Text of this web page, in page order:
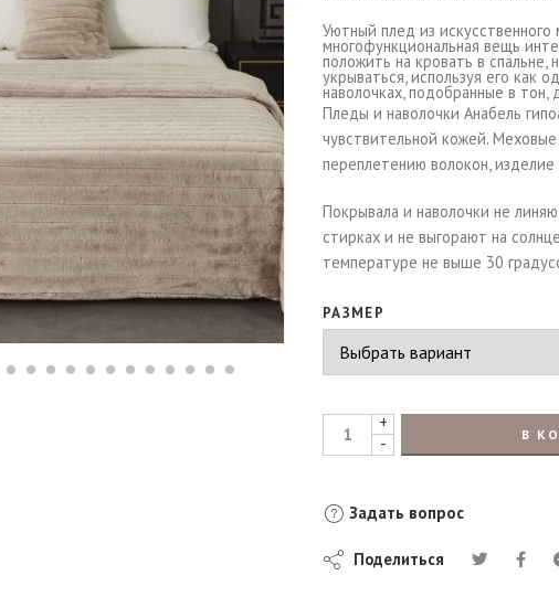
Уютный плед из
многофункциональная вещь
положить на кровать в
укрываться, используя его как
наволочках, подобранные в тон,
Пледы и наволочки Анабель
чувствительной кожей.
переплетению волокон, изделие
Покрывала и наволочки не
стирках и не выгорают на
температуре не выше 30
РАЗМЕР
+
-
В
Задать вопрос
Поделиться